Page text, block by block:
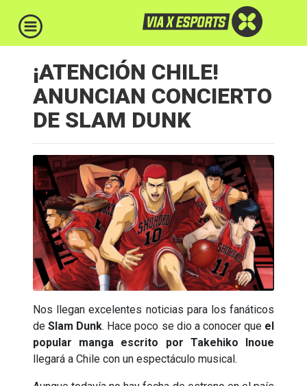
¡ATENCIÓN CHILE!
ANUNCIAN CONCIERTO
DE SLAM DUNK
Nos llegan excelentes noticias para los fanáticos
deSlam Dunk. Hace poco se dio a conocer que el
popular manga escrito por Takehiko Inoue
llegará a Chile con un espectáculo musical.